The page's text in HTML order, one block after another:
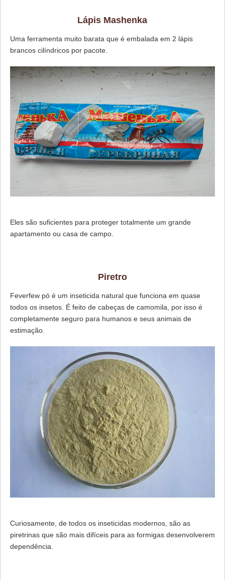
Lápis Mashenka
Uma ferramenta muito barata que é embalada em 2 lápis
brancos cilíndricos por pacote.
Eles são suficientes para proteger totalmente um grande
apartamento ou casa de campo.
Piretro
Feverfew pó é um inseticida natural que funciona em quase
todos os insetos. É feito de cabeças de camomila, por isso é
completamente seguro para humanos e seus animais de
estimação.
Curiosamente, de todos os inseticidas modernos, são as
piretrinas que são mais difíceis para as formigas desenvolverem
dependência.